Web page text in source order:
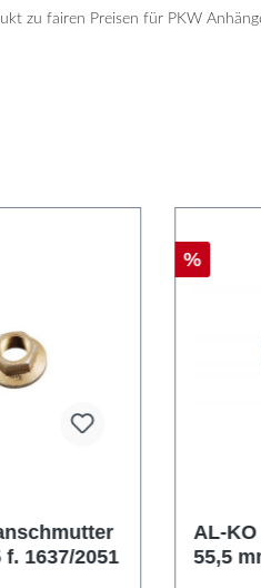
zu fairen Preisen für PKW
f. 1637/2051
%
AL-
55,5